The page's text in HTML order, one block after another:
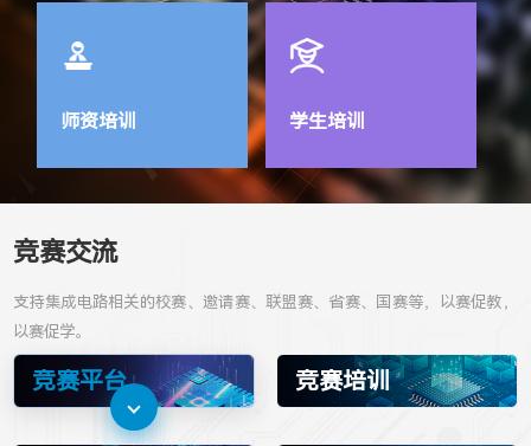
师资培训 学生培训
竞赛交流
支持集成电路相关的校赛、邀请赛、联盟赛、省赛、国赛等，以赛促教，
以赛促学。
竞赛平台 竞赛培训